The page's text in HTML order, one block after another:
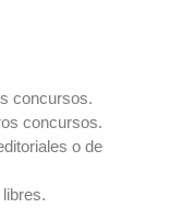
concursos.
concursos.
o de